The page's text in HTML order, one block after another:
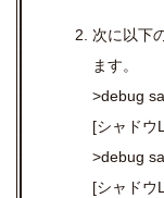
次に以下
ます。
>debug
[シャドウ
>debug
[シャドウ